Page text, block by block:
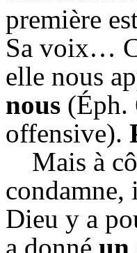
première
Sa voix…
elle nous
nous (Éph.
offensive).
Mais à
Dieu y a